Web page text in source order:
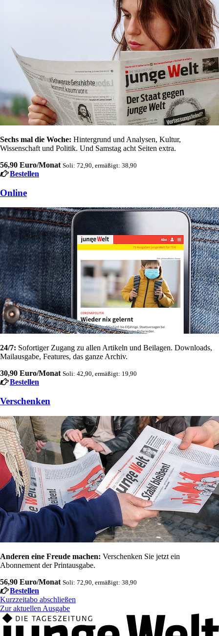
Sechs mal die Woche: Hintergrund und Analysen, Kultur,
Wissenschaft und Politik. Und Samstag acht Seiten extra.
56,90 Euro/Monat Soli: 72,90, ermäßigt: 38,90
Bestellen
Online
24/7: Sofortiger Zugang zu allen Artikeln und Beilagen. Downloads,
Mailausgabe, Features, das ganze Archiv.
30,90 Euro/Monat Soli: 42,90, ermäßigt: 19,90
Bestellen
Verschenken
Anderen eine Freude machen: Verschenken Sie jetzt ein
Abonnement der Printausgabe.
56,90 Euro/Monat Soli: 72,90, ermäßigt: 38,90
Bestellen
Kurzzeitabo abschließen
Zur aktuellen Ausgabe